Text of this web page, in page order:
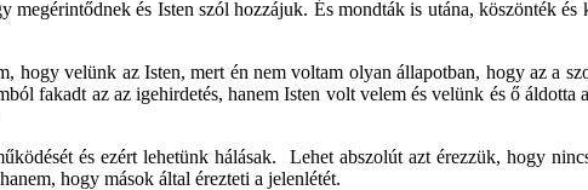
megérintődnek és Isten szól hozzájuk. És mondták is utána, köszönték
hogy velünk az Isten, mert én nem voltam olyan állapotban, hogy az a
fakadt az az igehirdetés, hanem Isten volt velem és velünk és ő
és ezért lehetünk hálásak. Lehet abszolút azt érezzük, hogy
hogy mások által érezteti a jelenlétét.